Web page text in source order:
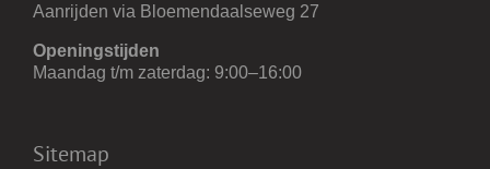
Aanrijden via Bloemendaalseweg 27
Openingstijden
Maandag t/m zaterdag: 9:00–16:00
Sitemap